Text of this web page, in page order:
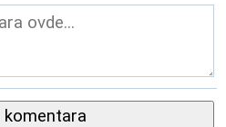
komentara